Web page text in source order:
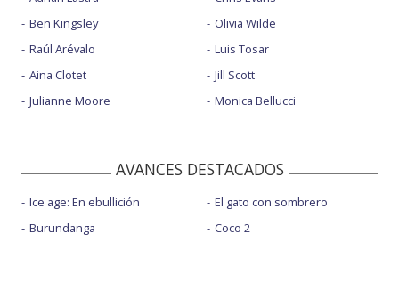
Ben Kingsley
Raúl Arévalo
Aina Clotet
Julianne Moore
Olivia Wilde
Luis Tosar
Jill Scott
Monica Bellucci
AVANCES DESTACADOS
Ice age: En ebullición
Burundanga
El gato con sombrero
Coco 2